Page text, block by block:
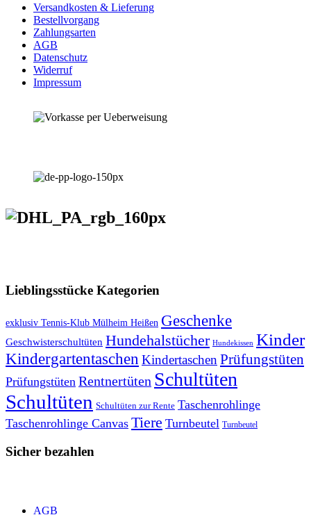
Versandkosten & Lieferung
Bestellvorgang
Zahlungsarten
AGB
Datenschutz
Widerruf
Impressum
Lieblingsstücke Kategorien
exklusiv Tennis-Klub Mülheim Heißen Geschenke
Geschwisterschultüten Hundehalstücher Hundekissen Kinder
Kindergartentaschen Kindertaschen Prüfungstüten
Prüfungstüten Rentnertüten Schultüten
Schultüten Schultüten zur Rente Taschenrohlinge
Taschenrohlinge Canvas Tiere Turnbeutel Turnbeutel
Sicher bezahlen
AGB